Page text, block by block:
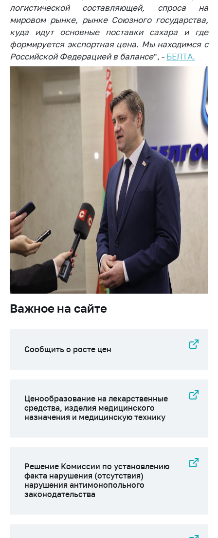
Важное на сайте
Сообщить о росте
цен
Ценообразование
на лекарственные
средства, изделия
медицинского
назначения и
медицинскую
Решение Комиссии
факта нарушения
антимонопольного
законодательства
Предостережения и
предупреждения
Общественное
обсуждение
проектов
Маркировка
товаров
Упрощение условий
ведения бизнеса
распространения
питания, бытового
обслуживания
Обучение по
конкурентной
политики
логистической составляющей, спроса на
мировом рынке, рынке Союзного государства,
куда идут основные поставки сахара и где
формируется экспортная цена. Мы находимся с
Российской Федерацией в балансе”, - БЕЛТА.
Важное на сайте
Сообщить о росте цен
Ценообразование на лекарственные
средства, изделия медицинского
назначения и медицинскую технику
Решение Комиссии по установлению
факта нарушения (отсутствия)
нарушения антимонопольного
законодательства